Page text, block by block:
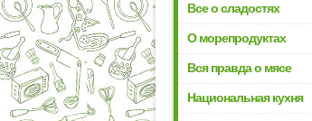
Все о сладостях
О морепродуктах
Вся правда о мясе
Национальная кухня